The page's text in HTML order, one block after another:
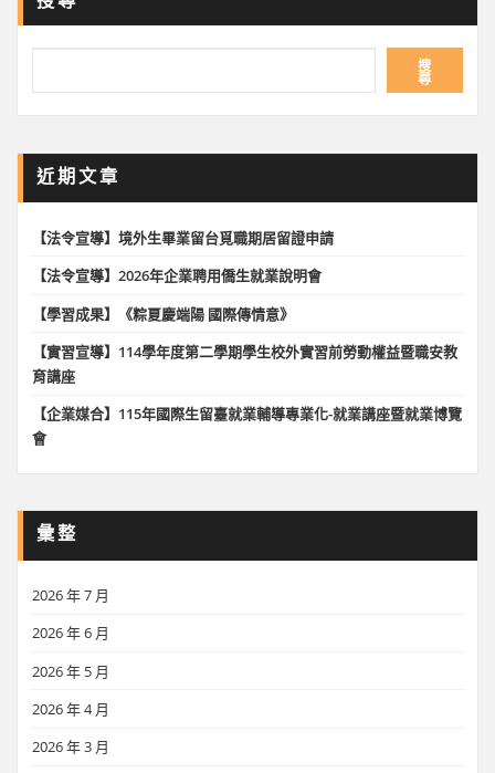
搜
尋
近期文章
【法令宣導】境外生畢業留台覓職期居留證申請
【法令宣導】2026年企業聘用僑生就業說明會
【學習成果】《粽夏慶端陽 國際傳情意》
【實習宣導】114學年度第二學期學生校外實習前勞動權益暨職安教
育講座
【企業媒合】115年國際生留臺就業輔導專業化-就業講座暨就業博覽
會
彙整
2026 年 7 月
2026 年 6 月
2026 年 5 月
2026 年 4 月
2026 年 3 月